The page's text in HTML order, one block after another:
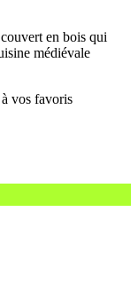
en bois qui
médiévale